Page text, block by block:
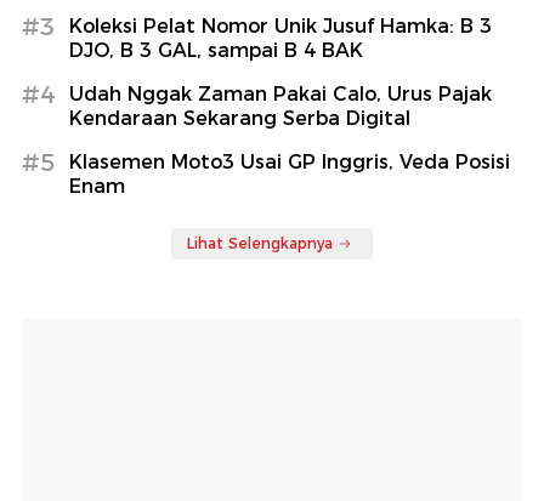
#3
Koleksi Pelat Nomor Unik Jusuf Hamka: B 3
DJO, B 3 GAL, sampai B 4 BAK
#4
Udah Nggak Zaman Pakai Calo, Urus Pajak
Kendaraan Sekarang Serba Digital
#5
Klasemen Moto3 Usai GP Inggris, Veda Posisi
Enam
Lihat Selengkapnya